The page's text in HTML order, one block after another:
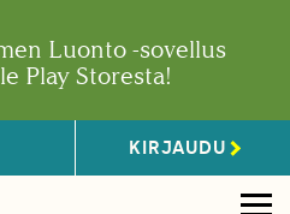
Luonto -sovellus
Play Storesta!
KIRJAUDU